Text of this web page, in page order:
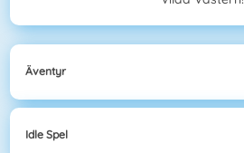
Äventyr
Idle Spel